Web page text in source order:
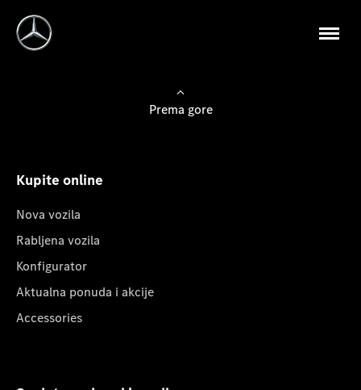
Prema gore
Kupite online
Nova vozila
Rabljena vozila
Konfigurator
Aktualna ponuda i akcije
Accessories